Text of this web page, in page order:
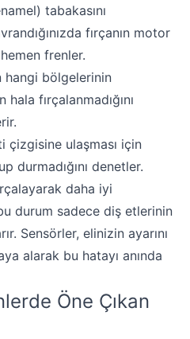
tabakasını
fırçanın motor
frenler.
hangi bölgelerinin
fırçalanmadığını
çizgisine ulaşması için
durmadığını denetler.
daha iyi
durum sadece diş etlerinin
Sensörler, elinizin ayarını
alarak bu hatayı anında
Öne Çıkan